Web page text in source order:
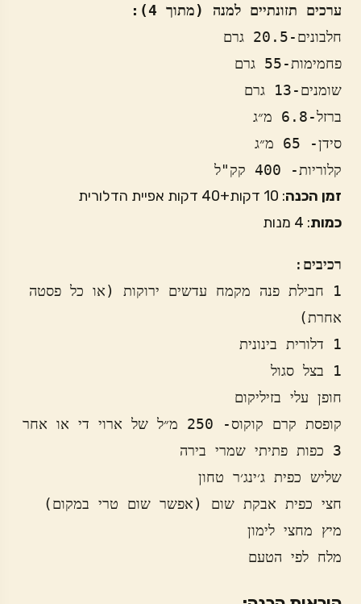
ערכים תזונתיים למנה (מתוך 4):
קלוריות- 400 קק"ל
זמן הכנה: 10 דקות+40 דקות אפיית הדלורית
כמות: 4 מנות
רכיבים
מלח לפי הטעם